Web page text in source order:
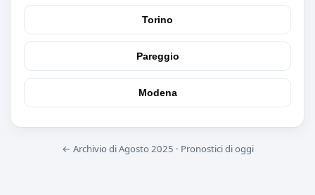
Torino
Pareggio
Modena
← Archivio di Agosto 2025 · Pronostici di oggi